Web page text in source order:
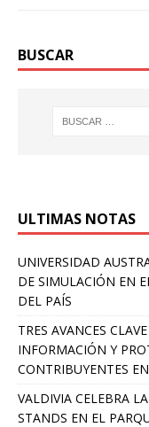
BUSCAR
ULTIMAS NOTAS
UNIVERSIDAD
DE SIMULACIÓN EN
DEL PAÍS
TRES AVANCES
INFORMACIÓN Y
CONTRIBUYENTES
VALDIVIA CELEBRA
STANDS EN EL